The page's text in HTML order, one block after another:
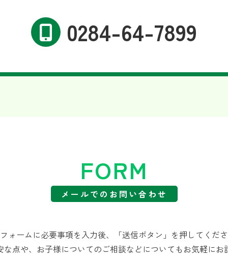
0284-64-7899
FORM
メールでのお問い合わせ
ォームに必要事項を入力後、「送信ボタン」を押してくだ
な点や、お子様についてのご相談などについてもお気軽にお